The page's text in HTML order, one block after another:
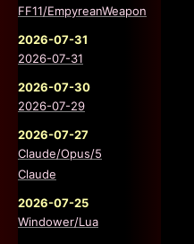
FF11/EmpyreanWeapon
2026-07-31
2026-07-31
2026-07-30
2026-07-29
2026-07-27
Claude/Opus/5
Claude
2026-07-25
Windower/Lua